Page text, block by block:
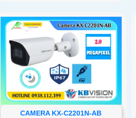
CAMERA KX-C2201N-AB